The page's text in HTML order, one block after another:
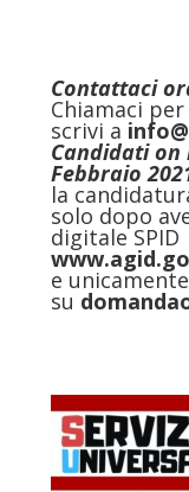
Contattaci
Chiamaci
scrivi a
Candidati on
Febbraio
la
solo dopo
digitale SPID
e
su